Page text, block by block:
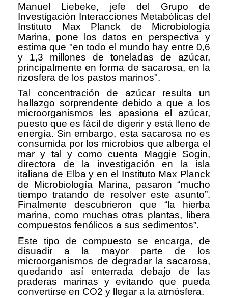
Manuel Liebeke, jefe del Grupo de
Investigación Interacciones Metabólicas del
Instituto Max Planck de Microbiología
Marina, pone los datos en perspectiva y
estima que "en todo el mundo hay entre 0,6
y 1,3 millones de toneladas de azúcar,
principalmente en forma de sacarosa, en la
rizosfera de los pastos marinos".
Tal concentración de azúcar resulta un
hallazgo sorprendente debido a que a los
microorganismos les apasiona el azúcar,
puesto que es fácil de digerir y está lleno de
energía. Sin embargo, esta sacarosa no es
consumida por los microbios que alberga el
mar y tal y como cuenta Maggie Sogin,
directora de la investigación en la isla
italiana de Elba y en el Instituto Max Planck
de Microbiología Marina, pasaron “mucho
tiempo tratando de resolver este asunto”.
Finalmente descubrieron que “la hierba
marina, como muchas otras plantas, libera
compuestos fenólicos a sus sedimentos”.
Este tipo de compuesto se encarga, de
disuadir a la mayor parte de los
microorganismos de degradar la sacarosa,
quedando así enterrada debajo de las
praderas marinas y evitando que pueda
convertirse en CO2 y llegar a la atmósfera.